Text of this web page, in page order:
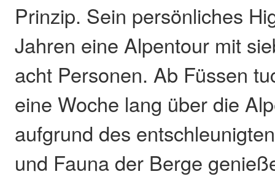
Prinzip. Sein persönliches
Jahren eine Alpentour mit
acht Personen. Ab Füssen
eine Woche lang über die
aufgrund des
und Fauna der Berge